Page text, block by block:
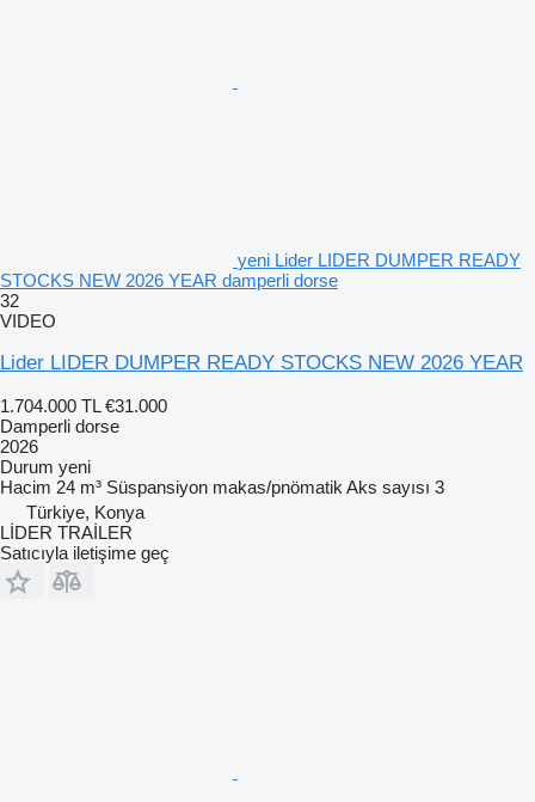
yeni Lider LIDER DUMPER READY
STOCKS NEW 2026 YEAR damperli dorse
32
VIDEO
Lider LIDER DUMPER READY STOCKS NEW 2026 YEAR
1.704.000 TL €31.000
Damperli dorse
2026
Durum yeni
Hacim 24 m³ Süspansiyon makas/pnömatik Aks sayısı 3
Türkiye, Konya
LİDER TRAİLER
Satıcıyla iletişime geç